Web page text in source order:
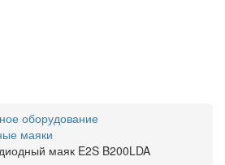
оборудование
маяки
маяк E2S B200LDA